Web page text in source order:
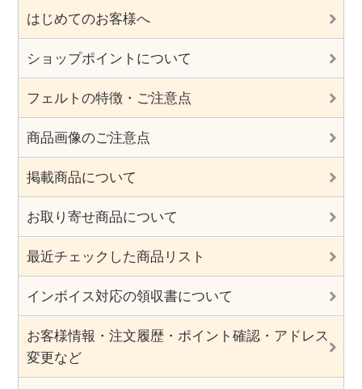
はじめてのお客様へ
ショップポイントについて
フェルトの特徴・ご注意点
商品画像のご注意点
掲載商品について
お取り寄せ商品について
最近チェックした商品リスト
インボイス対応の領収書について
お客様情報・注文履歴・ポイント確認・アドレス
変更など